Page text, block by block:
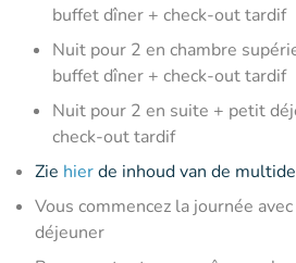
buffet dîner + check-out tardif
Nuit pour 2 en chambre
buffet dîner + check-out tardif
Nuit pour 2 en suite + petit
check-out tardif
Zie hierde inhoud van de
Vous commencez la journée
déjeuner